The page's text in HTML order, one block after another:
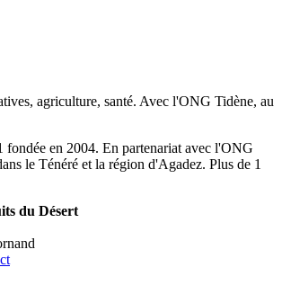
agriculture, santé. Avec l'ONG Tidène, au
fondée en 2004. En partenariat avec l'ONG
le Ténéré et la région d'Agadez. Plus de 1
du Désert